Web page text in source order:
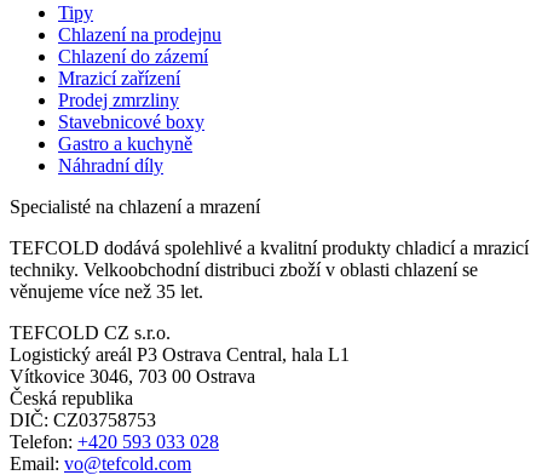
Tipy
Chlazení na prodejnu
Chlazení do zázemí
Mrazicí zařízení
Prodej zmrzliny
Stavebnicové boxy
Gastro a kuchyně
Náhradní díly
Specialisté na chlazení a mrazení
TEFCOLD dodává spolehlivé a kvalitní produkty chladicí a mrazicí
techniky. Velkoobchodní distribuci zboží v oblasti chlazení se
věnujeme více než 35 let.
TEFCOLD CZ s.r.o.
Logistický areál P3 Ostrava Central, hala L1
Vítkovice 3046, 703 00 Ostrava
Česká republika
DIČ: CZ03758753​​​​​​
Telefon: +420 593 033 028
Email: vo@tefcold.com